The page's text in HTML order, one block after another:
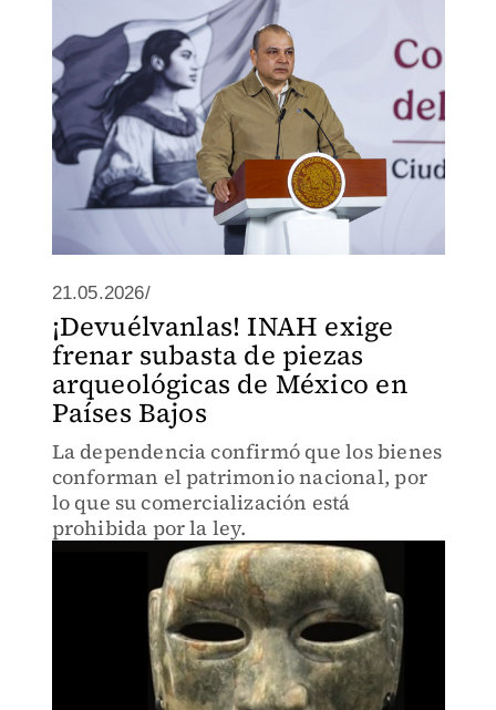
21.05.2026/
¡Devuélvanlas! INAH exige
frenar subasta de piezas
arqueológicas de México en
Países Bajos
La dependencia confirmó que los bienes
conforman el patrimonio nacional, por
lo que su comercialización está
prohibida por la ley.